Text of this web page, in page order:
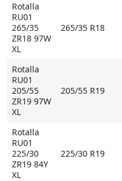
Rotalla
RU01
265/35
ZR18 97W
XL
265/35 R18
Rotalla
RU01
205/55
ZR19 97W
XL
205/55 R19
Rotalla
RU01
225/30
ZR19 84Y
XL
225/30 R19